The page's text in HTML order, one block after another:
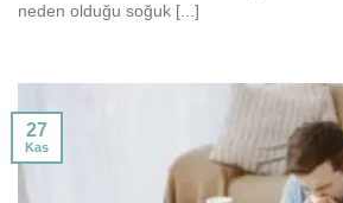
neden olduğu soğuk [...]
27
Kas